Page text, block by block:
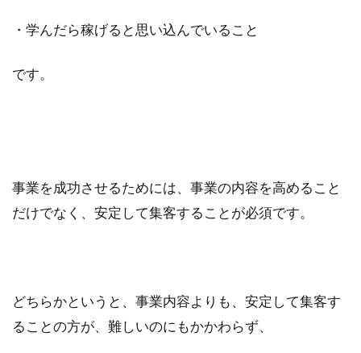
・学んだら稼げると思い込んでいること
です。
事業を成功させるためには、事業の内容を高めること
だけでなく、安定して集客することが必須です。
どちらかというと、事業内容よりも、安定して集客す
ることの方が、難しいのにもかかわらず、